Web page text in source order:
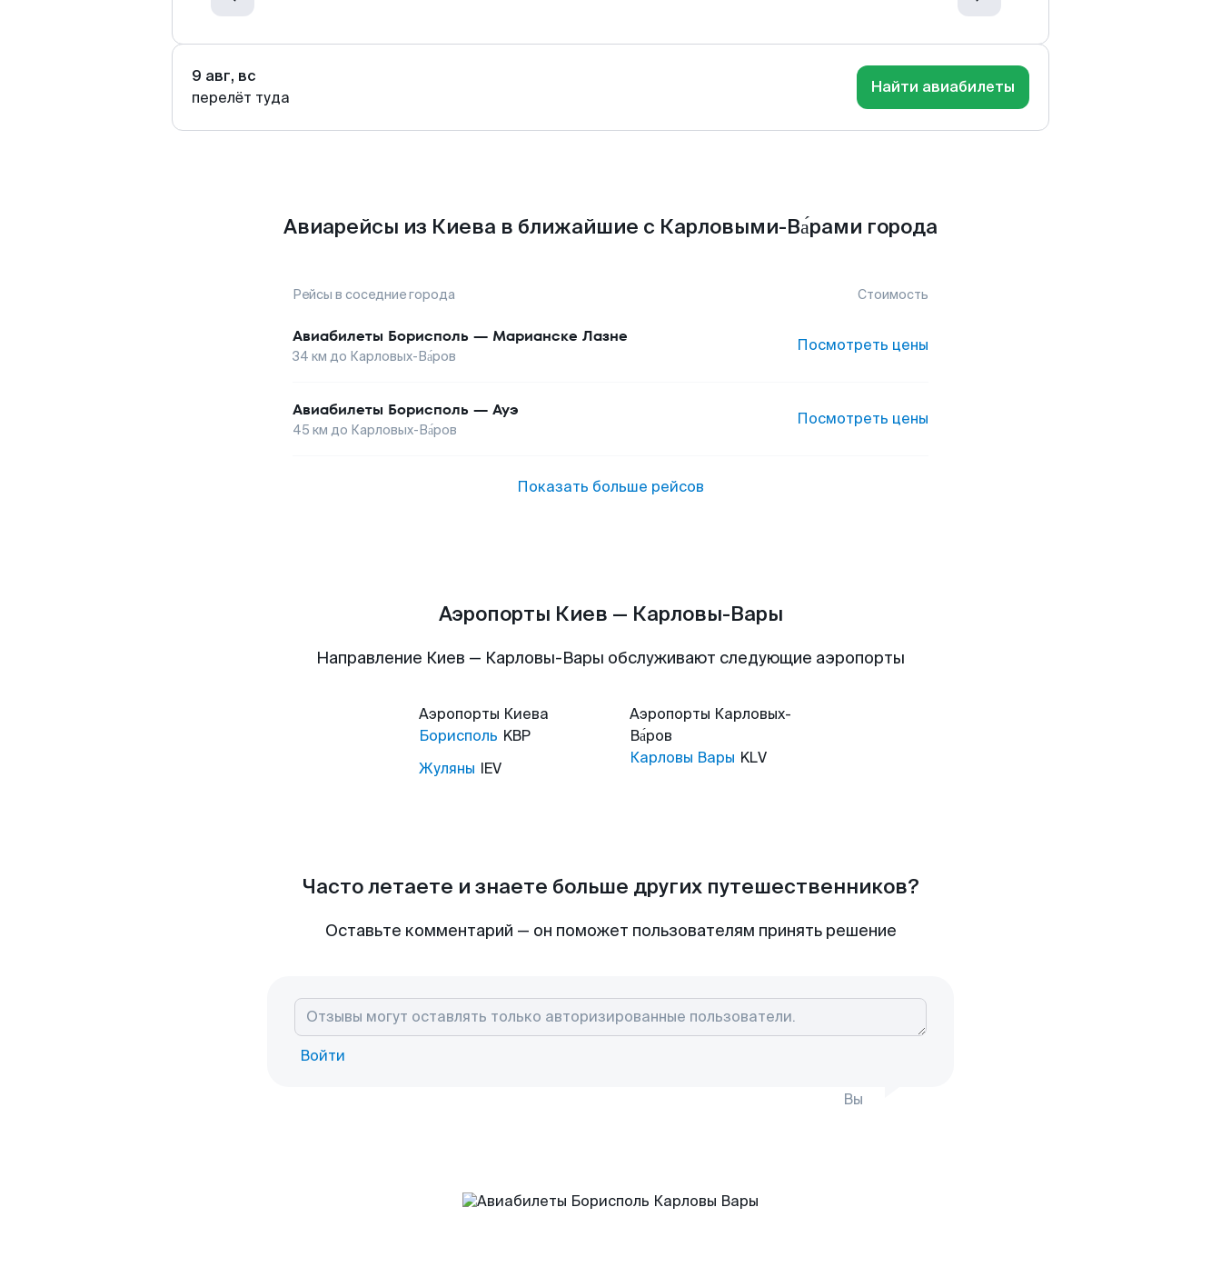
9 авг, вс
перелёт туда
Найти авиабилеты
Авиарейсы из Киева в ближайшие с Карловыми-Ва́рами города
Рейсы в соседние города Стоимость
Авиабилеты Борисполь — Марианске Лазне
34 км до Карловых-Ва́ров
Посмотреть цены
Авиабилеты Борисполь — Ауэ
45 км до Карловых-Ва́ров
Посмотреть цены
Показать больше рейсов
Аэропорты Киев — Карловы-Вары
Направление Киев — Карловы-Вары обслуживают следующие аэропорты
Аэропорты Киева
Борисполь KBP
Жуляны IEV
Аэропорты Карловых-
Ва́ров
Карловы Вары KLV
Часто летаете и знаете больше других путешественников?
Оставьте комментарий — он поможет пользователям принять решение
Войти
Вы